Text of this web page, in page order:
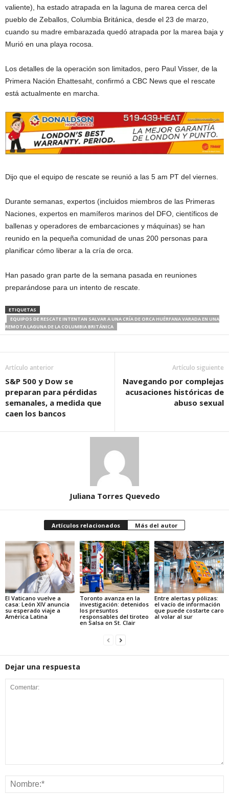
valiente), ha estado atrapada en la laguna de marea cerca del
pueblo de Zeballos, Columbia Británica, desde el 23 de marzo,
cuando su madre embarazada quedó atrapada por la marea baja y
Murió en una playa rocosa.
Los detalles de la operación son limitados, pero Paul Visser, de la
Primera Nación Ehattesaht, confirmó a CBC News que el rescate
está actualmente en marcha.
Dijo que el equipo de rescate se reunió a las 5 am PT del viernes.
Durante semanas, expertos (incluidos miembros de las Primeras
Naciones, expertos en mamíferos marinos del DFO, científicos de
ballenas y operadores de embarcaciones y máquinas) se han
reunido en la pequeña comunidad de unas 200 personas para
planificar cómo liberar a la cría de orca.
Han pasado gran parte de la semana pasada en reuniones
preparándose para un intento de rescate.
ETIQUETAS
EQUIPOS DE RESCATE INTENTAN SALVAR A UNA CRÍA DE ORCA HUÉRFANA VARADA EN UNA
REMOTA LAGUNA DE LA COLUMBIA BRITÁNICA
Artículo anterior
S&P 500 y Dow se
preparan para pérdidas
semanales, a medida que
caen los bancos
Artículo siguiente
Navegando por complejas
acusaciones históricas de
abuso sexual
Juliana Torres Quevedo
Artículos relacionados Más del autor
El Vaticano vuelve a
casa: León XIV anuncia
su esperado viaje a
América Latina
Toronto avanza en la
investigación: detenidos
los presuntos
responsables del tiroteo
en Salsa on St. Clair
Entre alertas y pólizas:
el vacío de información
que puede costarte caro
al volar al sur
Dejar una respuesta